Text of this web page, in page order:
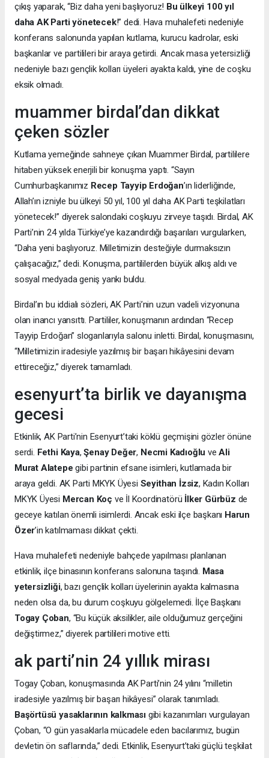
çıkış yaparak, “Biz daha yeni başlıyoruz! Bu ülkeyi 100 yıl
daha AK Parti yönetecek!” dedi. Hava muhalefeti nedeniyle
konferans salonunda yapılan kutlama, kurucu kadrolar, eski
başkanlar ve partilileri bir araya getirdi. Ancak masa yetersizliği
nedeniyle bazı gençlik kolları üyeleri ayakta kaldı, yine de coşku
eksik olmadı.
muammer birdal’dan dikkat
çeken sözler
Kutlama yemeğinde sahneye çıkan Muammer Birdal, partililere
hitaben yüksek enerjili bir konuşma yaptı. “Sayın
Cumhurbaşkanımız Recep Tayyip Erdoğan’ın liderliğinde,
Allah’ın izniyle bu ülkeyi 50 yıl, 100 yıl daha AK Parti teşkilatları
yönetecek!” diyerek salondaki coşkuyu zirveye taşıdı. Birdal, AK
Parti’nin 24 yılda Türkiye’ye kazandırdığı başarıları vurgularken,
“Daha yeni başlıyoruz. Milletimizin desteğiyle durmaksızın
çalışacağız,” dedi. Konuşma, partililerden büyük alkış aldı ve
sosyal medyada geniş yankı buldu.
Birdal’ın bu iddialı sözleri, AK Parti’nin uzun vadeli vizyonuna
olan inancı yansıttı. Partililer, konuşmanın ardından “Recep
Tayyip Erdoğan” sloganlarıyla salonu inletti. Birdal, konuşmasını,
“Milletimizin iradesiyle yazılmış bir başarı hikâyesini devam
ettireceğiz,” diyerek tamamladı.
esenyurt’ta birlik ve dayanışma
gecesi
Etkinlik, AK Parti’nin Esenyurt’taki köklü geçmişini gözler önüne
serdi. Fethi Kaya,Şenay Değer, Necmi Kadıoğlu veAli
Murat Alatepe gibi partinin efsane isimleri, kutlamada bir
araya geldi. AK Parti MKYK Üyesi Seyithan İzsiz, Kadın Kolları
MKYK Üyesi Mercan Koç ve İl Koordinatörü İlker Gürbüz de
geceye katılan önemli isimlerdi. Ancak eski ilçe başkanı Harun
Özer’in katılmaması dikkat çekti.
Hava muhalefeti nedeniyle bahçede yapılması planlanan
etkinlik, ilçe binasının konferans salonuna taşındı. Masa
yetersizliği, bazı gençlik kolları üyelerinin ayakta kalmasına
neden olsa da, bu durum coşkuyu gölgelemedi. İlçe Başkanı
Togay Çoban, “Bu küçük aksilikler, aile olduğumuz gerçeğini
değiştirmez,” diyerek partilileri motive etti.
ak parti’nin 24 yıllık mirası
Togay Çoban, konuşmasında AK Parti’nin 24 yılını “milletin
iradesiyle yazılmış bir başarı hikâyesi” olarak tanımladı.
Başörtüsü yasaklarının kalkması gibi kazanımları vurgulayan
Çoban, “O gün yasaklarla mücadele eden bacılarımız, bugün
devletin ön saflarında,” dedi. Etkinlik, Esenyurt’taki güçlü teşkilat